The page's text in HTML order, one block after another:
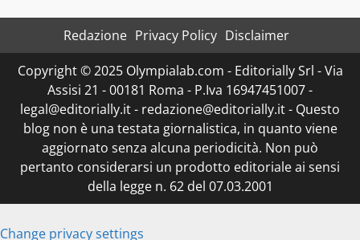
Redazione Privacy Policy Disclaimer
Copyright © 2025 Olympialab.com - Editorially Srl - Via
Assisi 21 - 00181 Roma - P.Iva 16947451007 -
legal@editorially.it - redazione@editorially.it - Questo
blog non è una testata giornalistica, in quanto viene
aggiornato senza alcuna periodicità. Non può
pertanto considerarsi un prodotto editoriale ai sensi
della legge n. 62 del 07.03.2001
Change privacy settings